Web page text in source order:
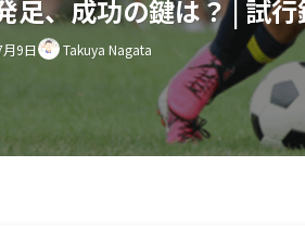
足、成功の鍵は？ | 試
9日 Takuya Nagata